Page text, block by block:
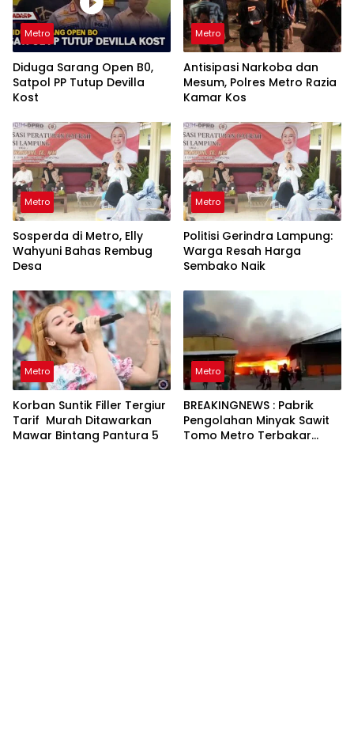
Metro
Diduga Sarang Open B0,
Satpol PP Tutup Devilla
Kost
Metro
Antisipasi Narkoba dan
Mesum, Polres Metro Razia
Kamar Kos
Metro
Sosperda di Metro, Elly
Wahyuni Bahas Rembug
Desa
Metro
Politisi Gerindra Lampung:
Warga Resah Harga
Sembako Naik
Metro
Korban Suntik Filler Tergiur
Tarif Murah Ditawarkan
Mawar Bintang Pantura 5
Metro
BREAKINGNEWS : Pabrik
Pengolahan Minyak Sawit
Tomo Metro Terbakar